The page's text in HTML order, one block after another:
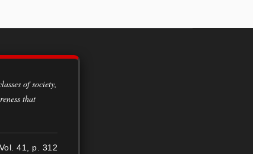
that
41, p. 312